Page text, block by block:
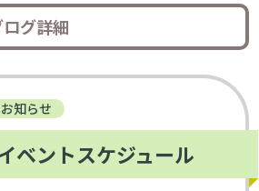
グ詳細
お知らせ
ベントスケジュール